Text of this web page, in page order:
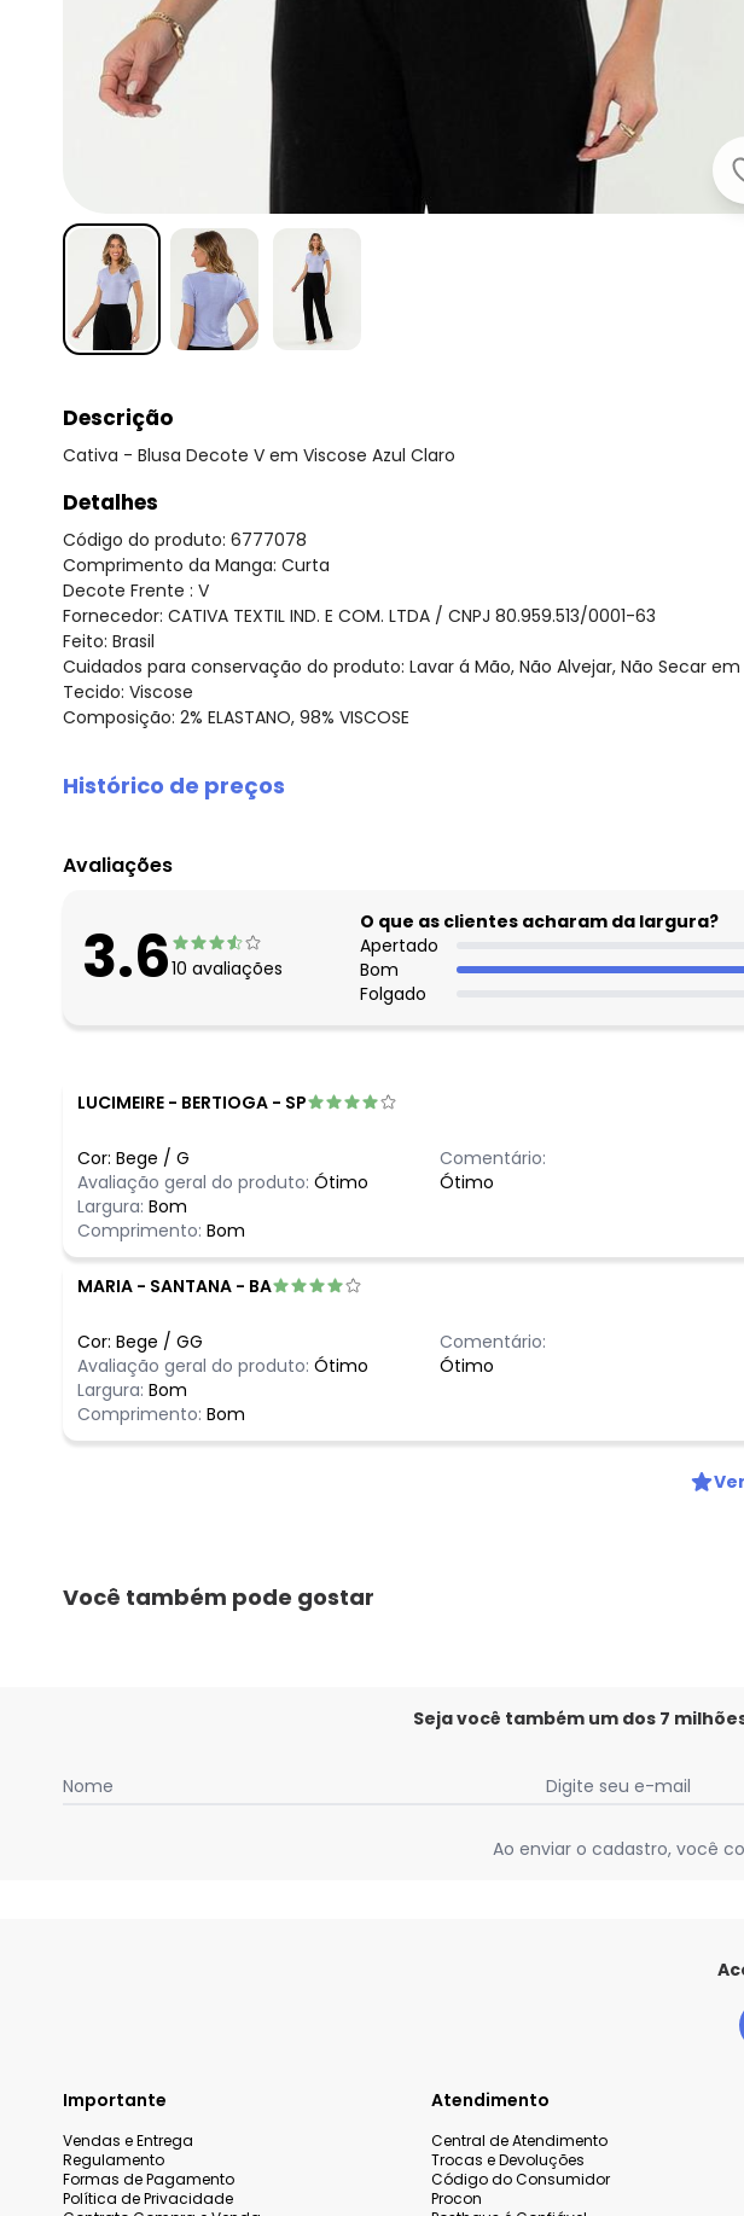
Descrição
Cativa - Blusa Decote V em Viscose Azul Claro
Detalhes
Código do produto: 6777078
Comprimento da Manga: Curta
Decote Frente : V
Fornecedor: CATIVA TEXTIL IND. E COM. LTDA / CNPJ 80.959.513/0001-63
Feito: Brasil
Cuidados para conservação do produto: Lavar á Mão, Não Alvejar, Não Secar
Tecido: Viscose
Composição: 2% ELASTANO, 98% VISCOSE
Histórico de preços
agosto/2026
maio/2026
abril/2026
fevereiro/2026
Avaliações
3.610 avaliações
O que as clientes acharam da largura?
Apertado
Bom
Folgado
LUCIMEIRE - BERTIOGA - SP
Cor: Bege / G
Avaliação geral do produto: Ótimo
Largura: Bom
Comprimento: Bom
Comentário:
Ótimo
MARIA - SANTANA - BA
Cor: Bege / GG
Avaliação geral do produto: Ótimo
Largura: Bom
Comprimento: Bom
Comentário:
Ótimo
Você também pode gostar
Seja você também um dos 7
Nome Digite seu e-mail
Ao enviar o cadastro, você
Importante
Vendas e Entrega
Regulamento
Formas de Pagamento
Política de Privacidade
Atendimento
Central de Atendimento
Trocas e Devoluções
Código do Consumidor
Procon